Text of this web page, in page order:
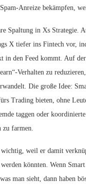
Anreize bekämpfen,
Spaltung in Xs Strategie.
X tiefer ins Fintech vor,
in den Feed kommt. Auf der
Verhalten zu
Die große Idee:
Trading bieten, ohne
taggen oder
zu farmen.
weil er damit
könnten. Wenn Smart
man sieht, dann haben